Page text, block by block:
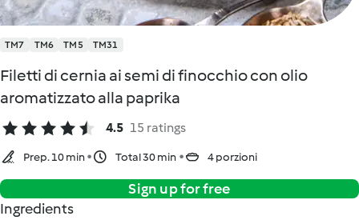
TM7 TM6 TM5 TM31
Filetti di cernia ai semi di finocchio con olio
aromatizzato alla paprika
4.5 15 ratings
Prep. 10 min Total 30 min 4 porzioni
Sign up for free
Ingredients